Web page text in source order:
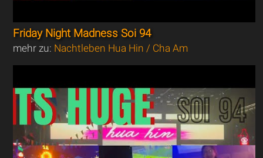
Friday Night Madness Soi 94
mehr zu: Nachtleben Hua Hin / Cha Am